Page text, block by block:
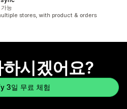
능
stores, with product & orders
시겠어요?
3일 무료 체험